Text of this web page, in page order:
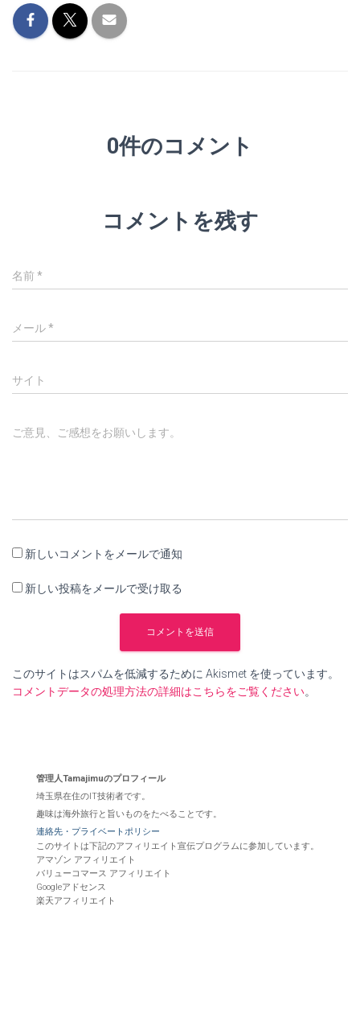
0件のコメント
コメントを残す
名前*
メール*
サイト
ご意見、ご感想をお願いします。
新しいコメントをメールで通知
新しい投稿をメールで受け取る
このサイトはスパムを低減するために Akismet を使っています。
コメントデータの処理方法の詳細はこちらをご覧ください。
管理人Tamajimuのプロフィール
埼玉県在住のIT技術者です。
趣味は海外旅行と旨いものをたべることです。
連絡先・プライベートポリシー
このサイトは下記のアフィリエイト宣伝プログラムに参加しています。
アマゾン アフィリエイト
バリューコマース アフィリエイト
Googleアドセンス
楽天アフィリエイト